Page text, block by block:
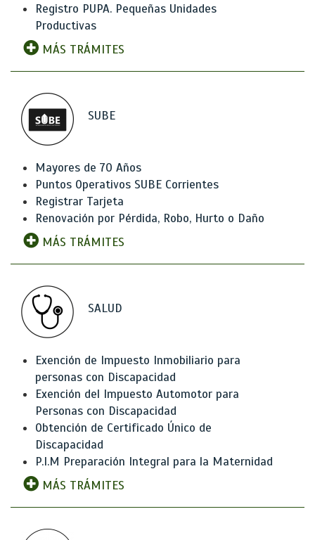
Registro PUPA. Pequeñas Unidades
Productivas
MÁS TRÁMITES
SUBE
Mayores de 70 Años
Puntos Operativos SUBE Corrientes
Registrar Tarjeta
Renovación por Pérdida, Robo, Hurto o Daño
MÁS TRÁMITES
SALUD
Exención de Impuesto Inmobiliario para
personas con Discapacidad
Exención del Impuesto Automotor para
Personas con Discapacidad
Obtención de Certificado Único de
Discapacidad
P.I.M Preparación Integral para la Maternidad
MÁS TRÁMITES